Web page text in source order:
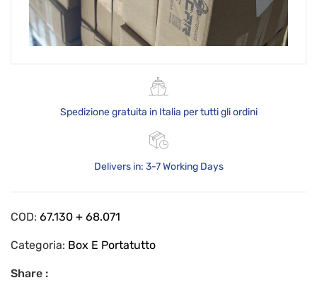
Spedizione gratuita in Italia per tutti gli ordini
Delivers in: 3-7 Working Days
COD: 67.130 + 68.071
Categoria: Box E Portatutto
Share :